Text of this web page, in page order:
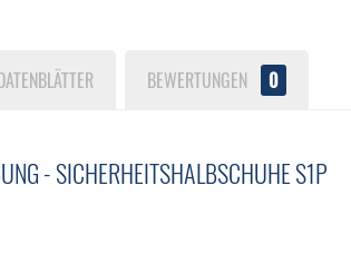
BEWERTUNGEN 0
- SICHERHEITSHALBSCHUHE S1P